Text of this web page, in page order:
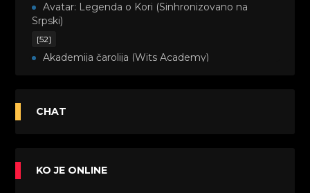
Avatar: Legenda o Kori (Sinhronizovano na
Srpski)
[52]
Akademija čarolija (Wits Academy)
Avanture Maje i Marka (Sinhronizovano na
Sinhronizovano na Srpski
CHAT
KO JE ONLINE